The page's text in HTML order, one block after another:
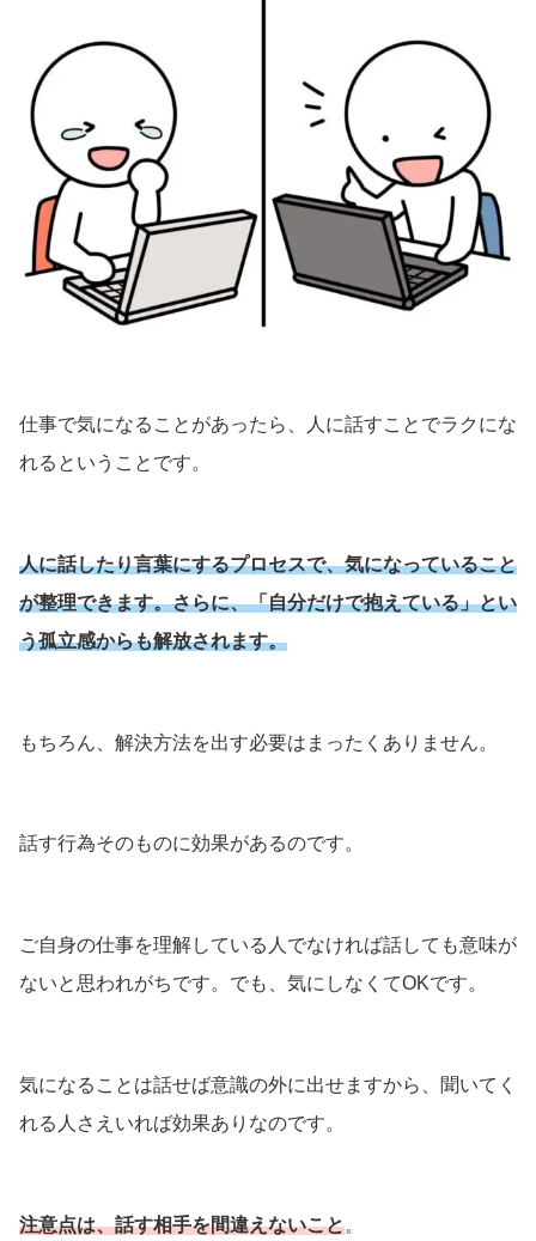
仕事で気になることがあったら、人に話すことでラクにな
れるということです。
人に話したり言葉にするプロセスで、気になっていること
が整理できます。さらに、「自分だけで抱えている」とい
う孤立感からも解放されます。
もちろん、解決方法を出す必要はまったくありません。
話す行為そのものに効果があるのです。
ご自身の仕事を理解している人でなければ話しても意味が
ないと思われがちです。でも、気にしなくてOKです。
気になることは話せば意識の外に出せますから、聞いてく
れる人さえいれば効果ありなのです。
注意点は、話す相手を間違えないこと。